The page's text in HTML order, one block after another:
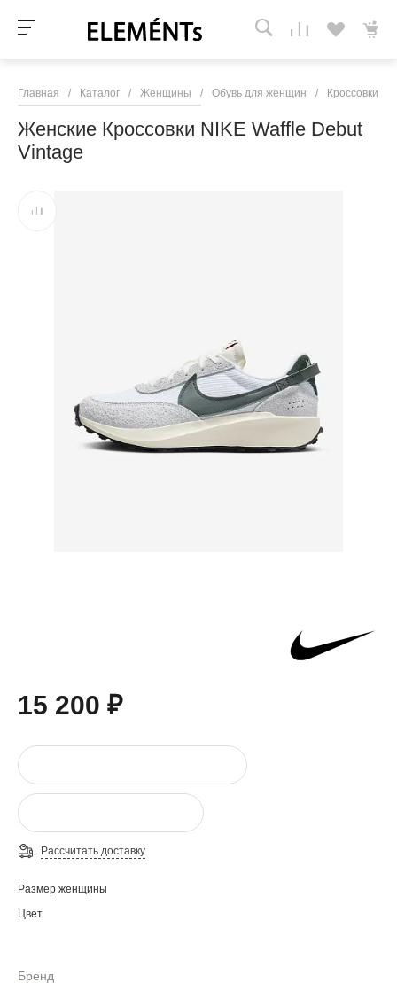
Главная / Каталог / Женщины / Обувь для женщин / Кроссовки и
Женские Кроссовки NIKE Waffle Debut
Vintage
15 200 ₽
Рассчитать доставку
Размер женщины
Цвет
Бренд